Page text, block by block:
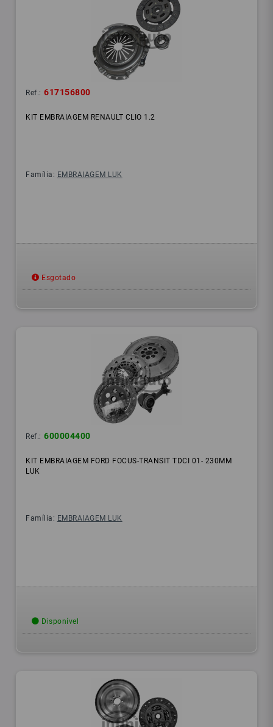
Ref.: 617156800
KIT EMBRAIAGEM RENAULT CLIO 1.2
Família: EMBRAIAGEM LUK
Esgotado
Ref.: 600004400
KIT EMBRAIAGEM FORD FOCUS-TRANSIT TDCI 01- 230MM
LUK
Família: EMBRAIAGEM LUK
Disponível